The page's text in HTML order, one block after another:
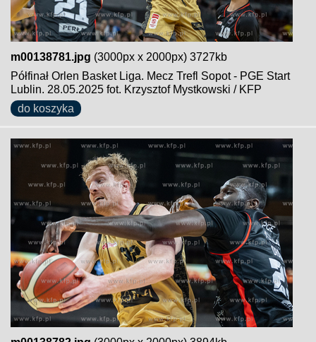
m00138781.jpg (3000px x 2000px) 3727kb
Półfinał Orlen Basket Liga. Mecz Trefl Sopot - PGE Start
Lublin. 28.05.2025 fot. Krzysztof Mystkowski / KFP
do koszyka